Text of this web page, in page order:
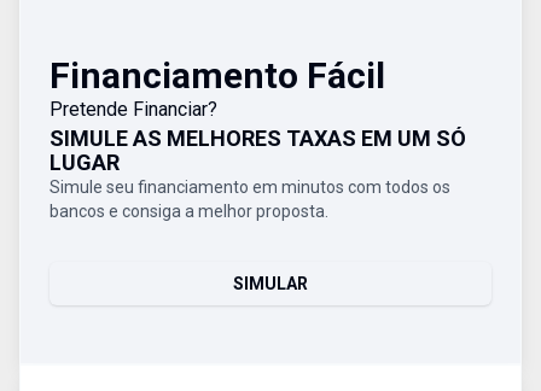
Financiamento Fácil
Pretende Financiar?
SIMULE AS MELHORES TAXAS EM UM SÓ
LUGAR
Simule seu financiamento em minutos com todos os
bancos e consiga a melhor proposta.
SIMULAR